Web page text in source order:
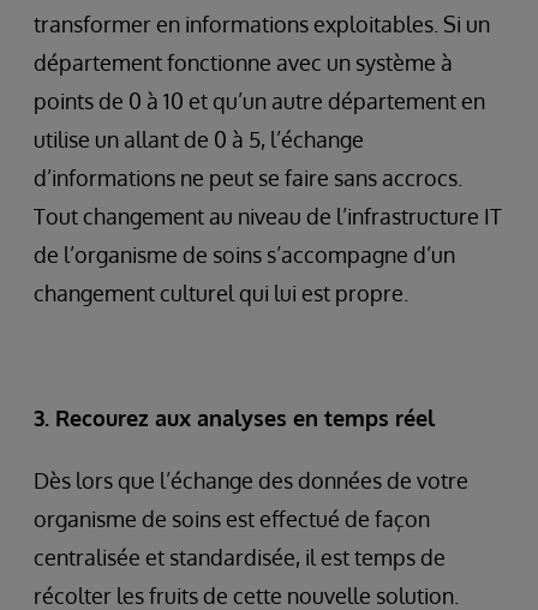
transformer en informations exploitables. Si un
département fonctionne avec un système à
points de 0 à 10 et qu’un autre département en
utilise un allant de 0 à 5, l’échange
d’informations ne peut se faire sans accrocs.
Tout changement au niveau de l’infrastructure IT
de l’organisme de soins s’accompagne d’un
changement culturel qui lui est propre.
3. Recourez aux analyses en temps réel
Dès lors que l’échange des données de votre
organisme de soins est effectué de façon
centralisée et standardisée, il est temps de
récolter les fruits de cette nouvelle solution.